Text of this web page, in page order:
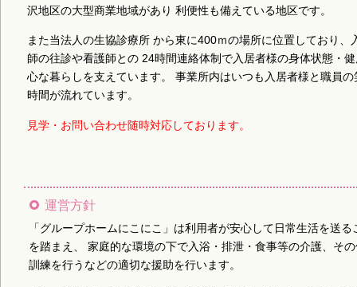
沢地区の大型商業地域があり 利便性も備えている地区です。
また当法人の生協診療所 から東に400ｍの場所に位置しており、入居者の方は医療連携体制により医
師の往診や看護師との 24時間連絡体制で入居者様の身体状態・健康管理を常にサポートしながら安
心な暮らしを支えています。 事業所内はいつも入居者様と職員の笑顔が溢れ、ゆったりと和やかな
時間が流れています。
見学・お問い合わせ随時対応しております。
運営方針
「グループホームにこにこ」は利用者が安心して日常生活を送
を踏まえ、 家庭的な環境の下で入浴・排泄・食事等の介護、その他の日常生活上のお世話及び機能
訓練を行うなどの適切な援助を行います。